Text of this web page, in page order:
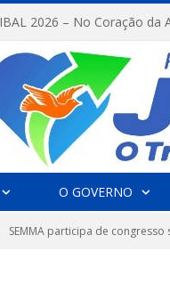
O GOVERNO
SEMMA participa de